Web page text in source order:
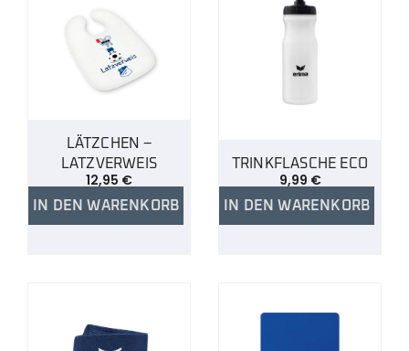
LÄTZCHEN –
LATZVERWEIS
12,95 €
IN DEN WARENKORB
TRINKFLASCHE ECO
9,99 €
IN DEN WARENKORB